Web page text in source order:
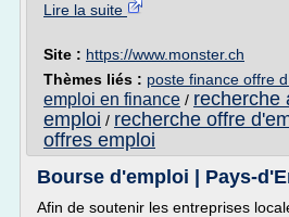
Lire la suite
Site : https://www.monster.ch
Thèmes liés : poste finance offre
emploi en finance / recherche
emploi / recherche offre
offres emploi
Bourse d'emploi | Pays-
Afin de soutenir les entreprises